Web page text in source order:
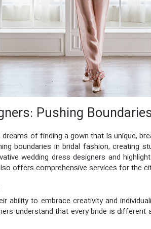
Pushing
of finding a gown that is unique,
boundaries in bridal fashion, creating
wedding dress designers and
offers comprehensive services for the
ability to embrace creativity and
understand that every bride is